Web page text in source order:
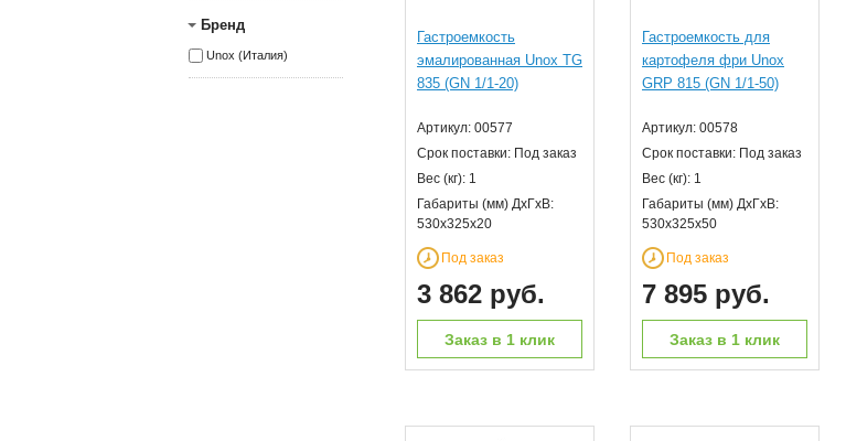
Гастроемкость
эмалированная Unox TG
835 (GN 1/1-20)
Артикул: 00577
Срок поставки: Под заказ
Вес (кг): 1
Габариты (мм) ДхГхВ:
530x325x20
Под заказ
3 862 руб.
Заказ в 1 клик
Гастроемкость для
картофеля фри Unox
GRP 815 (GN 1/1-50)
Артикул: 00578
Срок поставки: Под заказ
Вес (кг): 1
Габариты (мм) ДхГхВ:
530х325х50
Под заказ
7 895 руб.
Заказ в 1 клик
Бренд
Unox (Италия)